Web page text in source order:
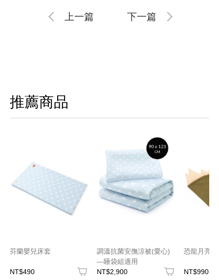
上一篇 下一篇
推薦商品
芬蘭嬰兒床套
NT$490
調溫抗菌安撫涼被(愛心)
—睡袋組適用
NT$2,900
恐龍月亮
NT$990